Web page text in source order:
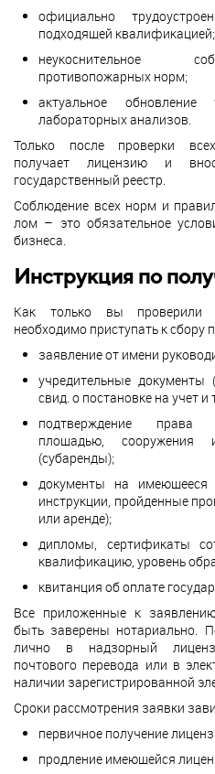
официально
подходящей квалификацией;
неукоснительное
противопожарных норм;
актуальное обновление
лабораторных анализов.
Только после проверки
получает лицензию и
государственный реестр.
Соблюдение всех норм и
лом – это обязательное
бизнеса.
Инструкция по
Как только вы проверили
необходимо приступать к сбору
заявление от имени
учредительные
свид. о постановке на учет и
подтверждение права
площадью,
(субаренды);
документы на имеющееся
инструкции, пройденные
или аренде);
дипломы, сертификаты
квалификацию, уровень
квитанция об оплате
Все приложенные к
быть заверены нотариально.
лично в надзорный
почтового перевода или в
наличии зарегистрированной
Сроки рассмотрения заявки
первичное получение
продление имеющейся